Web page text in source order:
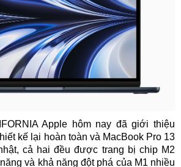
Apple hôm nay đã giới thiệu
kế lại hoàn toàn và MacBook Pro 13
cả hai đều được trang bị chip M2
và khả năng đột phá của M1 nhiều